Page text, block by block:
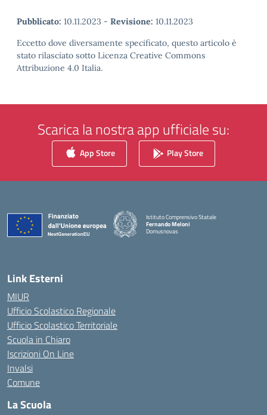
Pubblicato: 10.11.2023 - Revisione: 10.11.2023
Eccetto dove diversamente specificato, questo articolo è
stato rilasciato sotto Licenza Creative Commons
Attribuzione 4.0 Italia.
Scarica la nostra app ufficiale su:
App Store Play Store
Istituto Comprensivo Statale
Fernando Meloni
Domusnovas
Link Esterni
MIUR
Ufficio Scolastico Regionale
Ufficio Scolastico Territoriale
Scuola in Chiaro
Iscrizioni On Line
Invalsi
Comune
La Scuola